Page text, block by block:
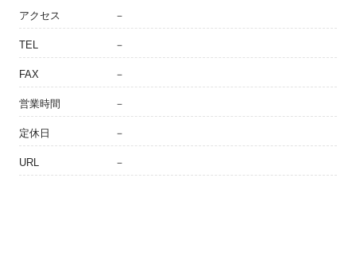
アクセス －
TEL －
FAX －
営業時間 －
定休日 －
URL －